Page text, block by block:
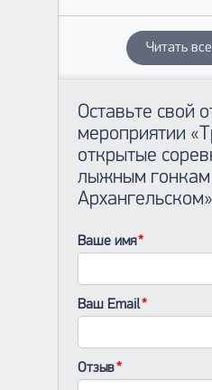
Читать
Оставьте свой
мероприятии
открытые
лыжным
Ваше имя
Ваш Email
Отзыв